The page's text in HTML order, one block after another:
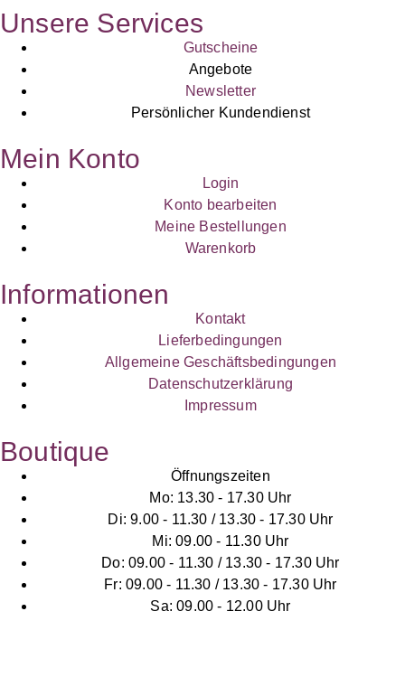
Unsere Services
Gutscheine
Angebote
Newsletter
Persönlicher Kundendienst
Mein Konto
Login
Konto bearbeiten
Meine Bestellungen
Warenkorb
Informationen
Kontakt
Lieferbedingungen
Allgemeine Geschäftsbedingungen
Datenschutzerklärung
Impressum
Boutique
Öffnungszeiten
Mo: 13.30 - 17.30 Uhr
Di: 9.00 - 11.30 / 13.30 - 17.30 Uhr
Mi: 09.00 - 11.30 Uhr
Do: 09.00 - 11.30 / 13.30 - 17.30 Uhr
Fr: 09.00 - 11.30 / 13.30 - 17.30 Uhr
Sa: 09.00 - 12.00 Uhr